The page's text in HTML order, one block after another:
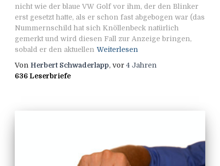
nicht wie der blaue VW Golf vor ihm, der den Blinker
erst gesetzt hatte, als er schon fast abgebogen war (das
Nummernschild hat sich Knöllenbeck natürlich
gemerkt und wird diesen Fall zur Anzeige bringen,
sobald er den aktuellen Weiterlesen
Von Herbert Schwaderlapp, vor4 Jahren
636 Leserbriefe